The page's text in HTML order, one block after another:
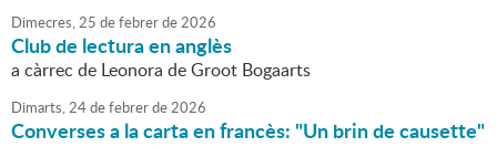
Dimecres,25 defebrerde2026
Club de lectura en anglès
a càrrec de Leonora de Groot Bogaarts
Dimarts,24defebrerde2026
Converses a la carta en francès: "Un brin de causette"